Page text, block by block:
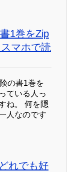
1巻をZip
マホで読
の書1巻を
ている人っ
ね。 何を隠
人なのです
れでも好